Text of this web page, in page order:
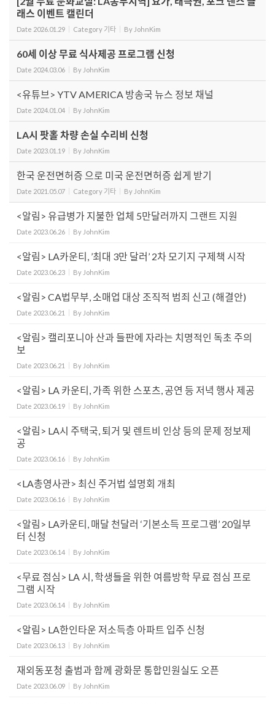
래스 이벤트 캘린더
Date 2026.01.29 Category 기타 By JohnKim
60세 이상 무료 식사제공 프로그램 신청
Date 2024.03.06 By JohnKim
<유튜브> YTV AMERICA 방송국 뉴스 정보 채널
Date 2024.01.04 By JohnKim
LA시 팟홀 차량 손실 수리비 신청
Date 2023.01.19 By JohnKim
한국 운전면허증 으로 미국 운전면허증 쉽게 받기
Date 2021.05.07 Category 기타 By JohnKim
<알림> 유급병가 지불한 업체 5만달러까지 그랜트 지원
Date 2023.06.26 By JohnKim
<알림> LA카운티, ’최대 3만 달러’ 2차 모기지 구제책 시작
Date 2023.06.23 By JohnKim
<알림> CA법무부, 소매업 대상 조직적 범죄 신고 (해결안)
Date 2023.06.21 By JohnKim
<알림> 캘리포니아 산과 들판에 자라는 치명적인 독초 주의
보
Date 2023.06.21 By JohnKim
<알림> LA 카운티, 가족 위한 스포츠, 공연 등 저녁 행사 제공
Date 2023.06.19 By JohnKim
<알림> LA시 주택국, 퇴거 및 렌트비 인상 등의 문제 정보제
공
Date 2023.06.16 By JohnKim
<LA총영사관> 최신 주거법 설명회 개최
Date 2023.06.16 By JohnKim
<알림> LA카운티, 매달 천달러 ‘기본소득 프로그램’ 20일부
터 신청
Date 2023.06.14 By JohnKim
<무료 점심> LA 시, 학생들을 위한 여름방학 무료 점심 프로
그램 시작
Date 2023.06.14 By JohnKim
<알림> LA한인타운 저소득층 아파트 입주 신청
Date 2023.06.13 By JohnKim
재외동포청 출범과 함께 광화문 통합민원실도 오픈
Date 2023.06.09 By JohnKim